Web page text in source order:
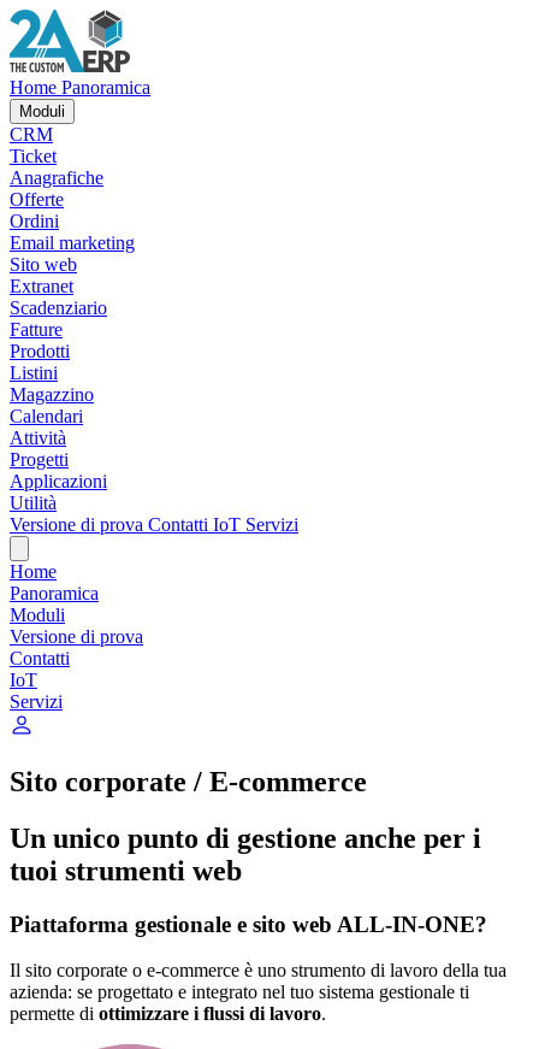
Home Panoramica
Moduli
CRM
Ticket
Anagrafiche
Offerte
Ordini
Email marketing
Sito web
Extranet
Scadenziario
Fatture
Prodotti
Listini
Magazzino
Calendari
Attività
Progetti
Applicazioni
Utilità
Versione di prova Contatti IoT Servizi
Home
Panoramica
Moduli
Versione di prova
Contatti
IoT
Servizi
Sito corporate / E-commerce
Un unico punto di gestione anche per i
tuoi strumenti web
Piattaforma gestionale e sito web ALL-IN-ONE?
Il sito corporate o e-commerce è uno strumento di lavoro della tua
azienda: se progettato e integrato nel tuo sistema gestionale ti
permette di ottimizzare i flussi di lavoro.